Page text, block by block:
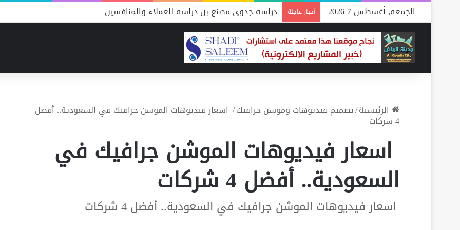
الجمعة, أغسطس 7 2026 أخبار عاجلة دراسة جدوى مصنع بن دراسة للعملاء والمنافسين
الرئيسية/تصميم فيديوهات وموشن جرافيك/ اسعار فيديوهات الموشن جرافيك في السعودية.. أفضل
4 شركات
اسعار فيديوهات الموشن جرافيك في
السعودية.. أفضل 4 شركات
اسعار فيديوهات الموشن جرافيك في السعودية.. أفضل 4 شركات